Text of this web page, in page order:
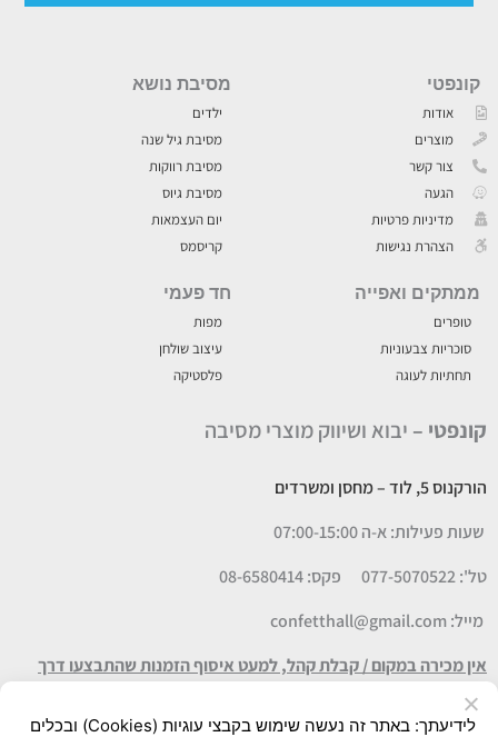
קונפטי
אודות
מוצרים
צור קשר
הגעה
מדיניות פרטיות
הצהרת נגישות
מסיבת נושא
ילדים
מסיבת גיל שנה
מסיבת רווקות
מסיבת גיוס
יום העצמאות
קריסמס
ממתקים ואפייה
טופרים
סוכריות צבעוניות
תחתיות לעוגה
חד פעמי
מפות
עיצוב שולחן
פלסטיקה
קונפטי – יבוא ושיווק מוצרי מסיבה
הורקנוס 5, לוד
– מחסן ומשרדים
שעות פעילות: א-ה 07:00-15:00
טל': 077-5070522
מייל:confetthall@gmail.com
אין מכירה במקום / קבלת קהל, למעט איסוף הזמנות שהתבצעו דרך
האתר
לידיעתך: באתר זה נעשה שימוש בקבצי עוגיות (Cookies) ובכלים